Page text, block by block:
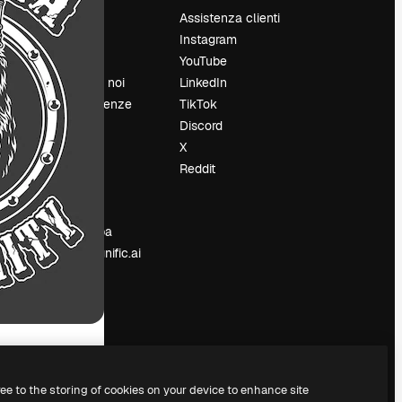
Prezzi
Chi siamo
Recensioni
Lavora con noi
Cerca tendenze
Blog
Eventi
Slidesgo
Vendi i tuoi
contenuti
Sala stampa
Cerchi magnific.ai
Assistenza clienti
Instagram
YouTube
LinkedIn
TikTok
Discord
X
Reddit
to the storing of cookies on your device to enhance site